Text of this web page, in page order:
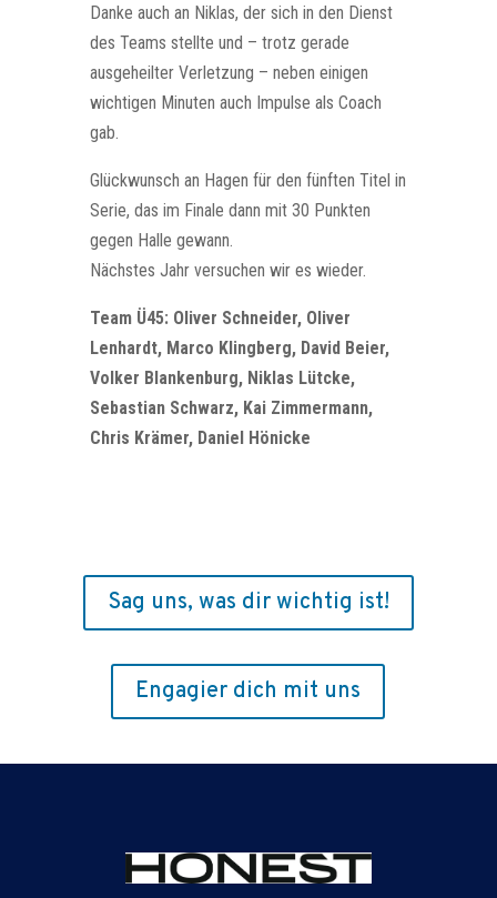
Danke auch an Niklas, der sich in den Dienst
des Teams stellte und – trotz gerade
ausgeheilter Verletzung – neben einigen
wichtigen Minuten auch Impulse als Coach
gab.
Glückwunsch an Hagen für den fünften Titel in
Serie, das im Finale dann mit 30 Punkten
gegen Halle gewann.
Nächstes Jahr versuchen wir es wieder.
Team Ü45: Oliver Schneider, Oliver
Lenhardt, Marco Klingberg, David Beier,
Volker Blankenburg, Niklas Lütcke,
Sebastian Schwarz, Kai Zimmermann,
Chris Krämer, Daniel Hönicke
Sag uns, was dir wichtig ist!
Engagier dich mit uns